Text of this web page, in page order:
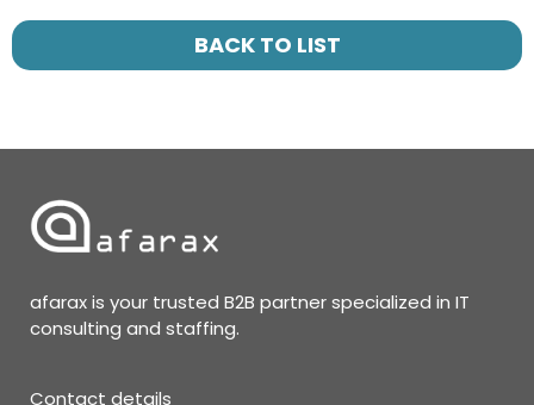
not put
anything
here.
BACK TO LIST
afarax is your trusted B2B partner specialized in IT
consulting and staffing.
Contact details